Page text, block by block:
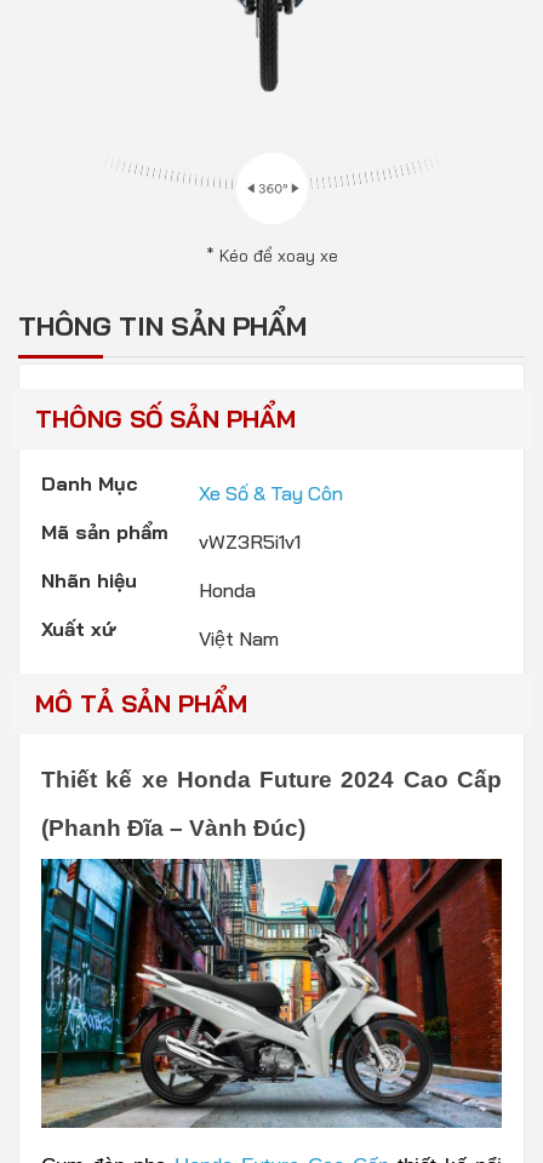
* Kéo để xoay xe
THÔNG TIN SẢN PHẨM
THÔNG SỐ SẢN PHẨM
Danh Mục
Xe Số & Tay Côn
Mã sản phẩm
vWZ3R5i1v1
Nhãn hiệu
Honda
Xuất xứ
Việt Nam
MÔ TẢ SẢN PHẨM
Thiết kế xe Honda Future 2024 Cao Cấp
(Phanh Đĩa – Vành Đúc)